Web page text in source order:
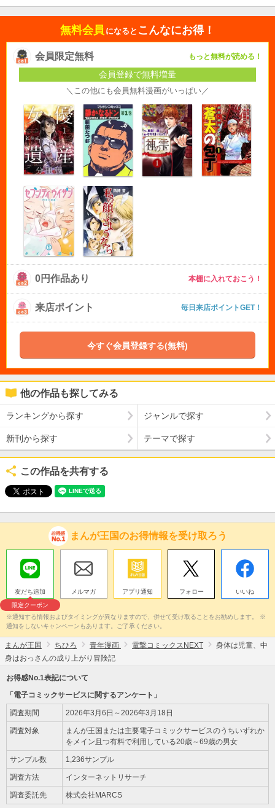
無料会員 になると こんなにお得！
会員限定無料 もっと無料が読める！
会員登録で無料増量
＼この他にも会員無料漫画がいっぱい／
0円作品あり 本棚に入れておこう！
来店ポイント 毎日来店ポイントGET！
今すぐ会員登録する(無料)
他の作品も探してみる
ランキングから探す ジャンルで探す
新刊から探す テーマで探す
この作品を共有する
まんが王国のお得情報を受け取ろう
友だち追加
限定クーポン
メルマガ アプリ通知 フォロー いいね
※通知する情報およびタイミングが異なりますので、併せて受け取ることをお勧めします。 ※
通知をしないキャンペーンもあります。ご了承ください。
まんが王国 ちひろ 青年漫画 電撃コミックスNEXT
身体は児童、中
身はおっさんの成り上がり冒険記
お得感No.1表記について
「電子コミックサービスに関するアンケート」
調査期間 2026年3月6日～2026年3月18日
調査対象
まんが王国または主要電子コミックサービスのうちいずれか
をメイン且つ有料で利用している20歳～69歳の男女
サンプル数 1,236サンプル
調査方法 インターネットリサーチ
調査委託先 株式会社MARCS